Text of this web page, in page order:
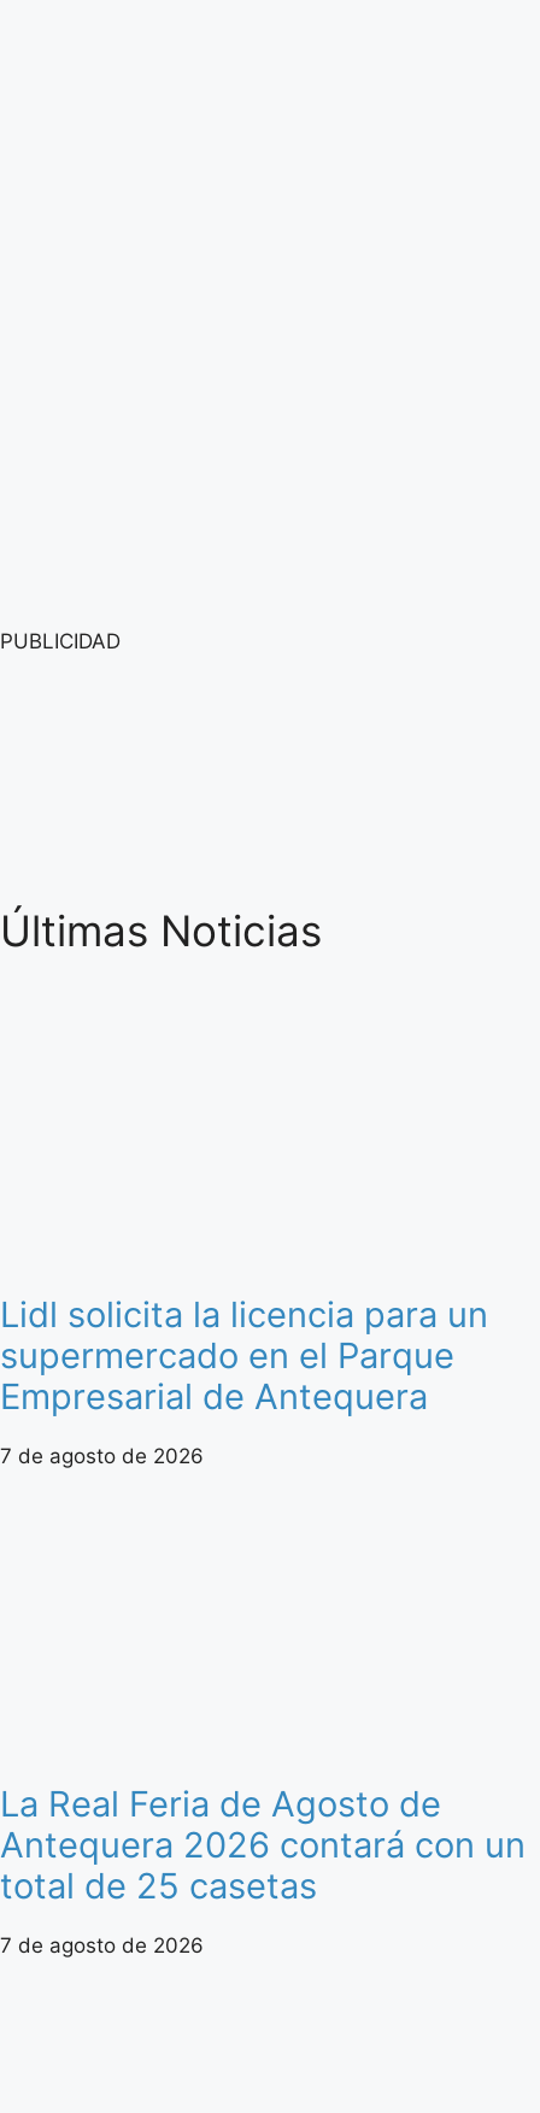
PUBLICIDAD
Últimas Noticias
Lidl solicita la licencia para un
supermercado en el Parque
Empresarial de Antequera
7 de agosto de 2026
La Real Feria de Agosto de
Antequera 2026 contará con un
total de 25 casetas
7 de agosto de 2026